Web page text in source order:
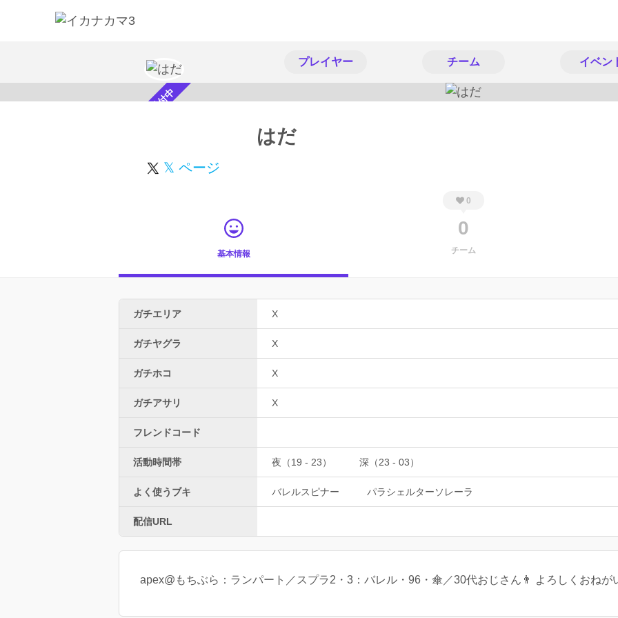
プレイヤー チーム イベン
スカウト受付中 はだ
𝕏 ページ
基本情報
0
0
チーム
ガチエリア X
ガチヤグラ X
ガチホコ X
ガチアサリ X
フレンドコード
活動時間帯 夜（19 - 23） 深（23 - 03）
よく使うブキ バレルスピナー パラシェルターソレーラ
配信URL
apex@もちぶら：ランパート／スプラ2・3：バレル・96・傘／30代おじさん👨 よろしくおねが